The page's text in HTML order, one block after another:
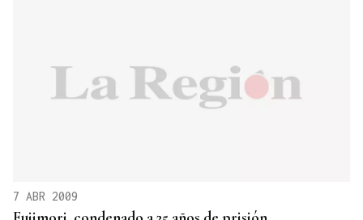
7 ABR 2009